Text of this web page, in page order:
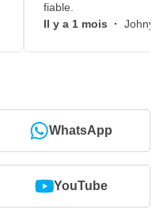
fiable.
Il y a 1 mois · Johny,
WhatsApp
YouTube